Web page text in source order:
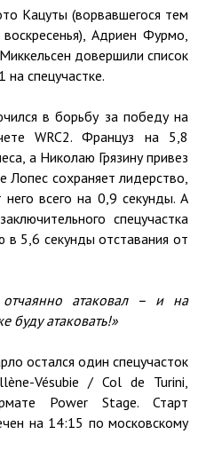
Кацуты (ворвавшегося тем
Адриен Фурмо,
довершили список
спецучастке.
в борьбу за победу на
WRC2. Француз на 5,8
а Николаю Грязину привез
сохраняет лидерство,
всего на 0,9 секунды. А
спецучастка
в 5,6 секунды отставания от
атаковал – и на
буду атаковать!»
остался один спецучасток
Vésubie / Col de Turini,
Power Stage. Старт
на 14:15 по московскому